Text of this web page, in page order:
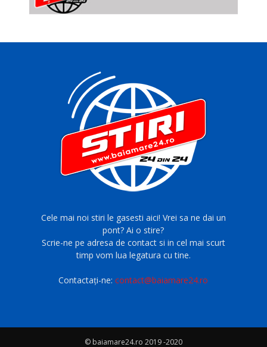
Cele mai noi stiri le gasesti aici! Vrei sa ne dai un
pont? Ai o stire?
Scrie-ne pe adresa de contact si in cel mai scurt
timp vom lua legatura cu tine.
Contactați-ne:contact@baiamare24.ro
© baiamare24.ro 2019 -2020